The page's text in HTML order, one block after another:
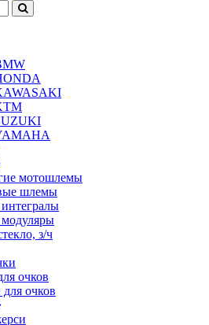
мотошлемы
шлемы
з/ч
очков
очков